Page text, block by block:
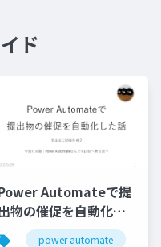
ド
Automateで提
物の催促を自動化し
話
power automate